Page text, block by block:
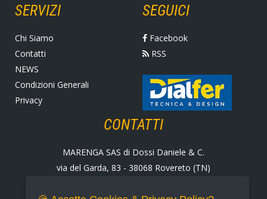
SERVIZI
Chi Siamo
Contatti
NEWS
Condizioni Generali
Privacy
SEGUICI
Facebook
RSS
CONTATTI
MARENGA SAS di Dossi Daniele & C.
via del Garda, 83 - 38068 Rovereto (TN)